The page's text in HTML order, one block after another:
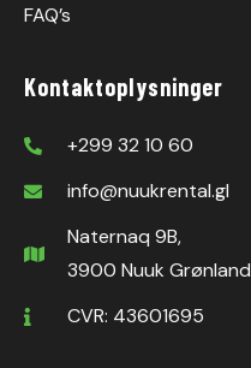
FAQ’s
Kontaktoplysninger
+299 32 10 60
info@nuukrental.gl
Naternaq 9B,
3900 Nuuk Grønland
CVR: 43601695